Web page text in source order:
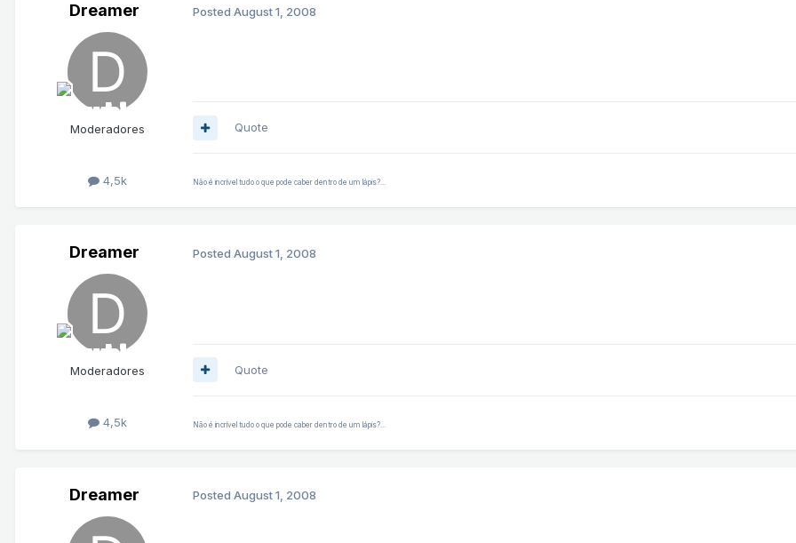
Dreamer
Moderadores
4,5k
Posted August 1, 2008
Quote
Não é incrível tudo o que pode caber dentro de um lápis?...
Dreamer
Moderadores
4,5k
Posted August 1, 2008
Quote
Não é incrível tudo o que pode caber dentro de um lápis?...
Dreamer Posted August 1, 2008